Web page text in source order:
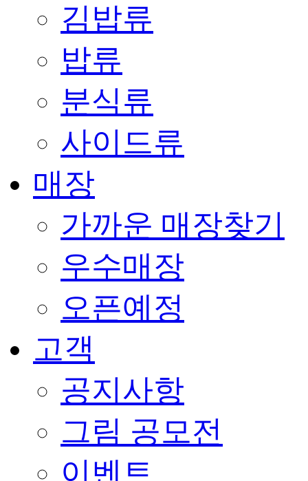
김밥류
밥류
분식류
사이드류
매장
가까운 매장찾기
우수매장
오픈예정
고객
공지사항
그림 공모전
이벤트